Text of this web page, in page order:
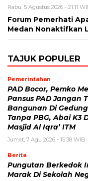
Rabu, 5 Agustus 2026 - 21:11
Forum Pemerhati
Medan Nonaktifkan
TAJUK POPULER
Pemerintahan
PAD Bocor, Pemko
Pansus PAD Jangan
Bangunan Di
Tanpa PBG, Abai K3
Masjid Al Iqra’ ITM
Jumat, 7 Agu 2026 - 15:38 WIB
Berita
Pungutan Berkedok
Marak Di Sekolah